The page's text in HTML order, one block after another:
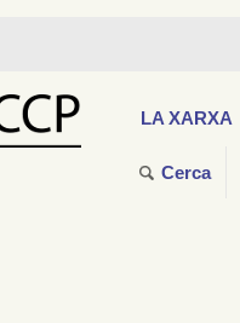
LA XARXA
Cerca